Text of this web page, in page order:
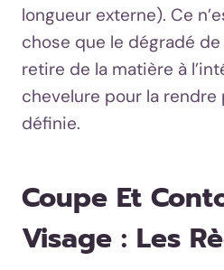
longueur externe). Ce
chose que le dégradé
retire de la matière à
chevelure pour la rendre
définie.
Coupe Et
Visage : Les